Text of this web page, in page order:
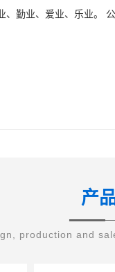
、勤业、爱业、乐业。
产
production and